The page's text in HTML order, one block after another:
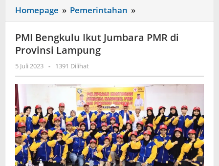
Homepage » Pemerintahan »
Bengkulu
Ikut
Provinsi
Lampung
PMI Bengkulu Ikut Jumbara PMR di
Provinsi Lampung
5 Juli 2023 oleh
Redaksi
Harapan
News
- 1391 Dilihat